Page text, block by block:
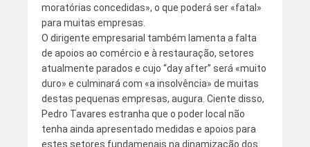
moratórias concedidas», o que poderá ser «fatal»
para muitas empresas.
O dirigente empresarial também lamenta a falta
de apoios ao comércio e à restauração, setores
atualmente parados e cujo “day after” será «muito
duro» e culminará com «a insolvência» de muitas
destas pequenas empresas, augura. Ciente disso,
Pedro Tavares estranha que o poder local não
tenha ainda apresentado medidas e apoios para
estes setores fundamenais na dinamização dos